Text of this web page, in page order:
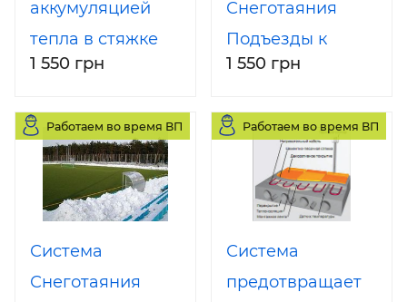
аккумуляцией
тепла в стяжке
пола
1 550 грн
Снеготаяния
Подъезды к
гаражам,
паркингам
1 550 грн
Работаем во время ВП
Система
Снеготаяния
Работаем во время ВП
Система
предотвращает